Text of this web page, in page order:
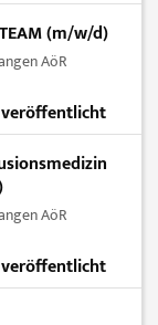
(m/w/d)
AöR
AöR